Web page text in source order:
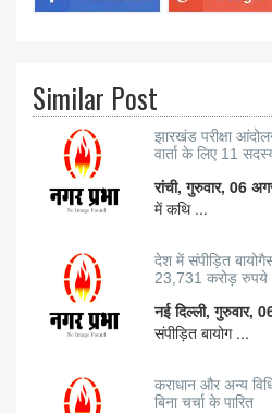
Similar Post
झारखंड परीक्षा
वार्ता के लिए 11
रांची, गुरुवार, 06
में कथि ...
देश में संपीड़ित
23,731 करोड़ रुपये
नई दिल्ली, गुरुवार,
संपीड़ित बायोग ...
कराधान और अन्य
बिना चर्चा के पारित